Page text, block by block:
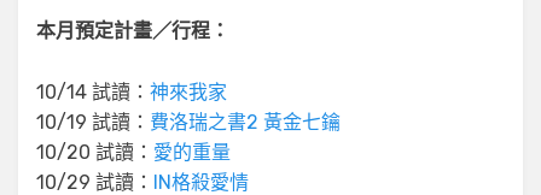
本月預定計畫／行程：
10/14 試讀： 神來我家
10/19 試讀： 費洛瑞之書2 黃金七鑰
10/20 試讀： 愛的重量
10/29 試讀： IN格殺愛情